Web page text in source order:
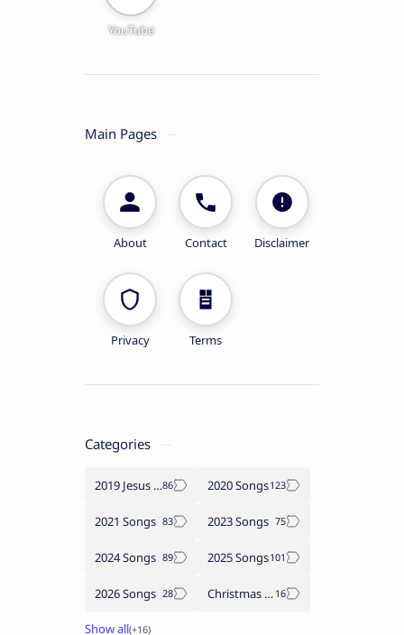
YouTube
Main Pages
About Contact Disclaimer
Privacy Terms
Categories
2019 Jesus songs 2020 Songs
2021 Songs 2023 Songs
2024 Songs 2025 Songs
2026 Songs Christmas Songs